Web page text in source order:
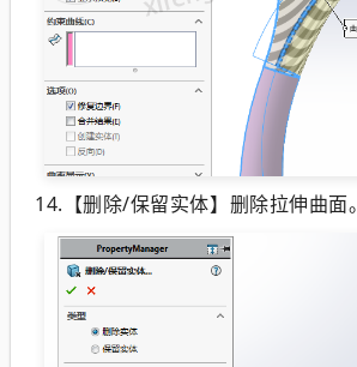
14.【删除/保留实体】删除拉伸曲面。